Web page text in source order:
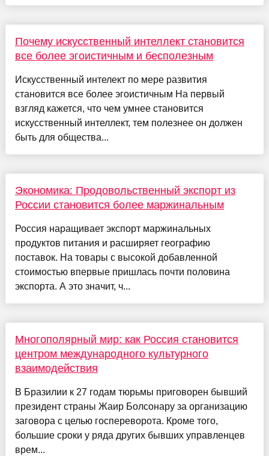
Почему искусственный интеллект становится
все более эгоистичным и бесполезным
Искусственный интелект по мере развития
становится все более эгоистичным На первый
взгляд кажется, что чем умнее становится
искусственный интеллект, тем полезнее он должен
быть для общества...
Экономика: Продовольственный экспорт из
России становится более маржинальным
Россия наращивает экспорт маржинальных
продуктов питания и расширяет географию
поставок. На товары с высокой добавленной
стоимостью впервые пришлась почти половина
экспорта. А это значит, ч...
Многополярный мир: как Россия становится
центром международного культурного
взаимодействия
В Бразилии к 27 годам тюрьмы приговорен бывший
президент страны Жаир Болсонару за организацию
заговора с целью госпереворота. Кроме того,
большие сроки у ряда других бывших управленцев
врем...